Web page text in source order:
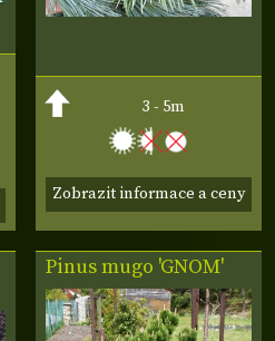
3 - 5m
Zobrazit informace a ceny
Pinus mugo 'GNOM'